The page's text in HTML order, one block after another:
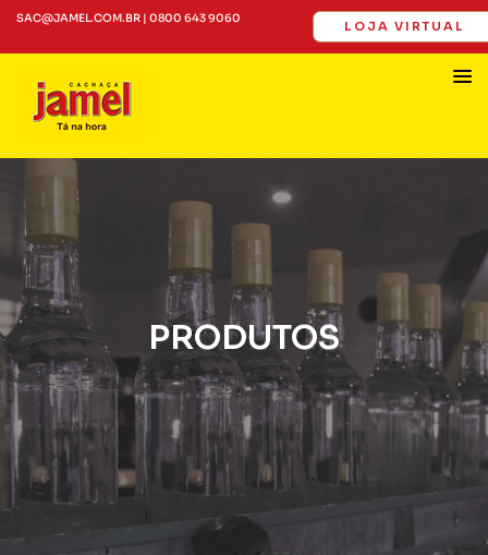
SAC@JAMEL.COM.BR | 0800 643 9060
LOJA VIRTUAL
PRODUTOS